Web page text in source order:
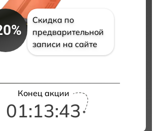
Скидка по
предварительной
записи на сайте
Конец акции
01:13:42